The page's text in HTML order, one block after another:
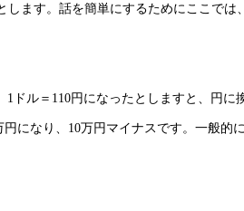
します。話を簡単にするためにここで
ドル＝110円になったとしますと、円に
になり、10万円マイナスです。一般的